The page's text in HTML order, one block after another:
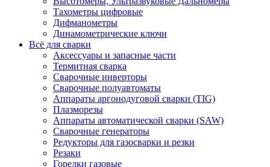
Тахометры цифровые
Дифманометры
Динамометрические ключи
Всё для сварки
Аксессуары и запасные части
Термитная сварка
Сварочные инверторы
Сварочные полуавтоматы
Аппараты аргонодуговой сварки (TIG)
Плазморезы
Аппараты автоматической сварки (SAW)
Сварочные генераторы
Редукторы для газосварки и резки
Резаки
Горелки газовые